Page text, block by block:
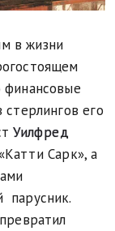
в жизни
финансовые
его
Уилфред
Сарк», а
парусник.